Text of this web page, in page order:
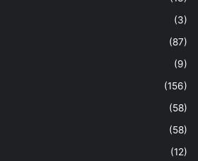
(3)
(87)
(9)
(156)
(58)
(58)
(12)